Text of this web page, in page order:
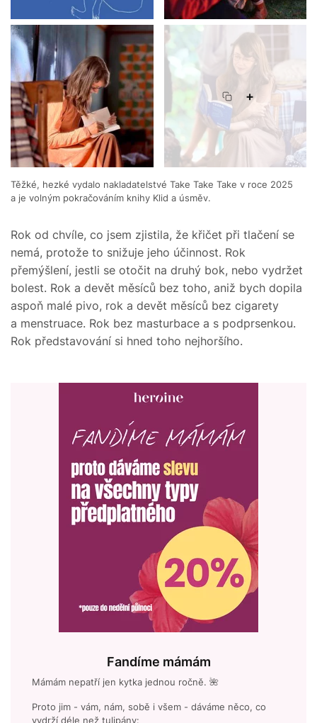
+
Těžké, hezké vydalo nakladatelstvé Take Take Take v roce 2025
a je volným pokračováním knihy Klid a úsměv.
Rok od chvíle, co jsem zjistila, že křičet při tlačení se
nemá, protože to snižuje jeho účinnost. Rok
přemýšlení, jestli se otočit na druhý bok, nebo vydržet
bolest. Rok a devět měsíců bez toho, aniž bych dopila
aspoň malé pivo, rok a devět měsíců bez cigarety
a menstruace. Rok bez masturbace a s podprsenkou.
Rok představování si hned toho nejhoršího.
Fandíme mámám
Mámám nepatří jen kytka jednou ročně. 🌺
Proto jim - vám, nám, sobě i všem - dáváme něco, co
vydrží déle než tulipány: